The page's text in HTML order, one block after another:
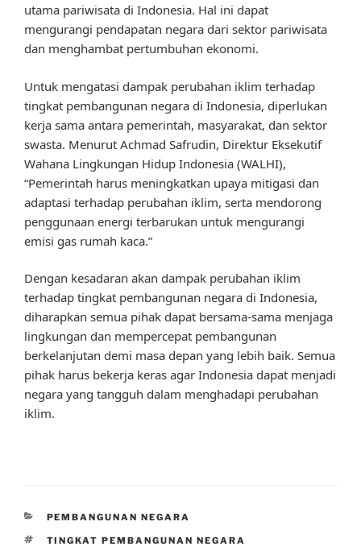
utama pariwisata di Indonesia. Hal ini dapat
mengurangi pendapatan negara dari sektor pariwisata
dan menghambat pertumbuhan ekonomi.
Untuk mengatasi dampak perubahan iklim terhadap
tingkat pembangunan negara di Indonesia, diperlukan
kerja sama antara pemerintah, masyarakat, dan sektor
swasta. Menurut Achmad Safrudin, Direktur Eksekutif
Wahana Lingkungan Hidup Indonesia (WALHI),
“Pemerintah harus meningkatkan upaya mitigasi dan
adaptasi terhadap perubahan iklim, serta mendorong
penggunaan energi terbarukan untuk mengurangi
emisi gas rumah kaca.”
Dengan kesadaran akan dampak perubahan iklim
terhadap tingkat pembangunan negara di Indonesia,
diharapkan semua pihak dapat bersama-sama menjaga
lingkungan dan mempercepat pembangunan
berkelanjutan demi masa depan yang lebih baik. Semua
pihak harus bekerja keras agar Indonesia dapat menjadi
negara yang tangguh dalam menghadapi perubahan
iklim.
CATEGORIES
PEMBANGUNAN NEGARA
TAGS
TINGKAT PEMBANGUNAN NEGARA